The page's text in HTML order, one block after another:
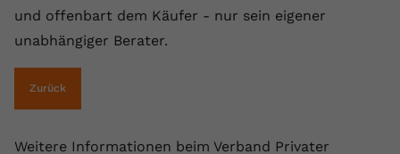
und offenbart dem Käufer - nur sein eigener
unabhängiger Berater.
Zurück
Weitere Informationen beim Verband Privater